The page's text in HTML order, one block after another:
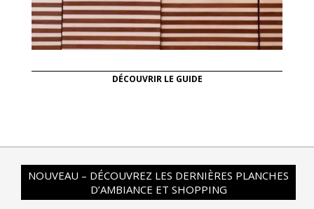
DÉCOUVRIR LE GUIDE
NOUVEAU – DÉCOUVREZ LES DERNIÈRES PLANCHES
D’AMBIANCE ET SHOPPING